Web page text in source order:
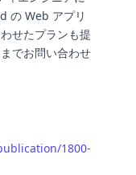
の Web アプリ
せたプランも提
でお問い合わせ
1800-